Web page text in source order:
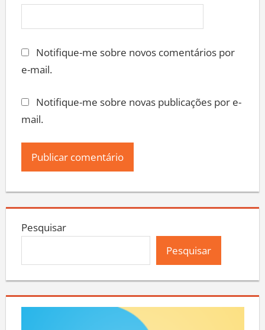
Notifique-me sobre novos comentários por
e-mail.
Notifique-me sobre novas publicações por e-
mail.
Pesquisar
Pesquisar